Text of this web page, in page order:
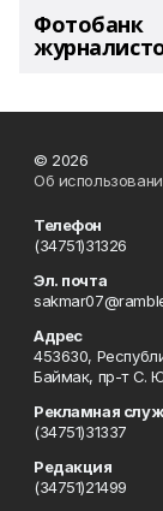
Фотобанк
© 2026
Об
Телефон
(34751)31326
Эл. почта
Адрес
453630,
Баймак, пр-т С.
Рекламная
(34751)31337
Редакция
(34751)21499